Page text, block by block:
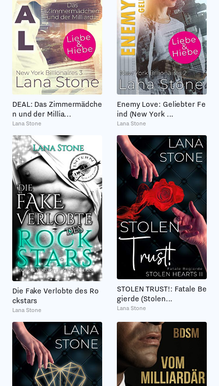
DEAL: Das Zimmermädche
n und der Millia...
Lana Stone
Enemy Love: Geliebter Fe
ind (New York ...
Lana Stone
Die Fake Verlobte des Ro
ckstars
Lana Stone
STOLEN TRUST!: Fatale Be
gierde (Stolen...
Lana Stone